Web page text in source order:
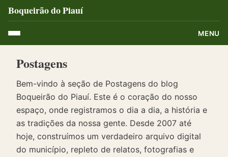
Boqueirão do Piauí
MENU
Postagens
Bem-vindo à seção de Postagens do blog
Boqueirão do Piauí. Este é o coração do nosso
espaço, onde registramos o dia a dia, a história e
as tradições da nossa gente. Desde 2007 até
hoje, construímos um verdadeiro arquivo digital
do município, repleto de relatos, fotografias e